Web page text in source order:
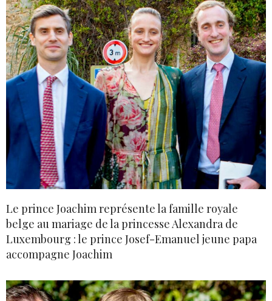
Le prince Joachim représente la famille royale
belge au mariage de la princesse Alexandra de
Luxembourg : le prince Josef-Emanuel jeune papa
accompagne Joachim